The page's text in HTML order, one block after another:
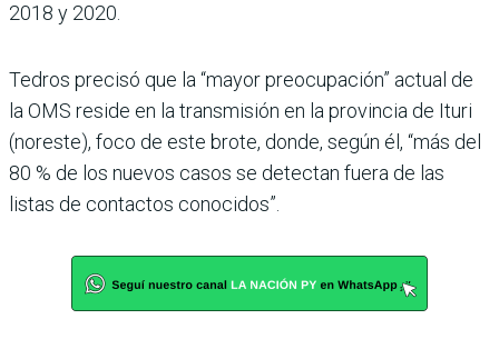
2018 y 2020.
Tedros precisó que la “mayor preocupación” actual de
la OMS reside en la transmisión en la provincia de Ituri
(noreste), foco de este brote, donde, según él, “más del
80 % de los nuevos casos se detectan fuera de las
listas de contactos conocidos”.